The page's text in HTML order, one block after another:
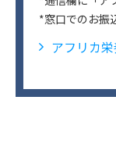
*窓口でのお振
アフリカ